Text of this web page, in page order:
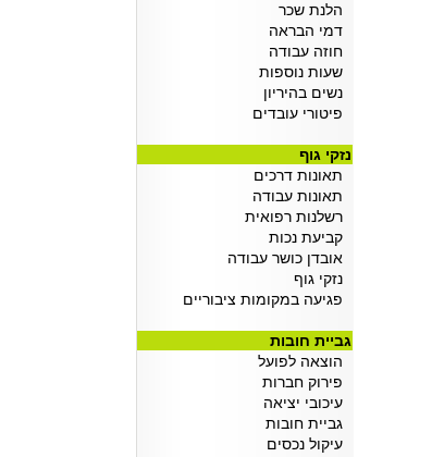
הלנת שכר
דמי הבראה
חוזה עבודה
שעות נוספות
נשים בהיריון
פיטורי עובדים
נזקי גוף
תאונות דרכים
תאונות עבודה
רשלנות רפואית
קביעת נכות
אובדן כושר עבודה
נזקי גוף
פגיעה במקומות ציבוריים
גביית חובות
הוצאה לפועל
פירוק חברות
עיכובי יציאה
גביית חובות
עיקול נכסים